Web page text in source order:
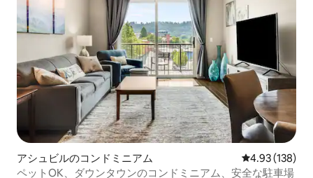
アシュビルのコンドミニアム レビュー138
4.93 (138)
ペットOK、ダウンタウンのコンドミニアム、安全な駐車場